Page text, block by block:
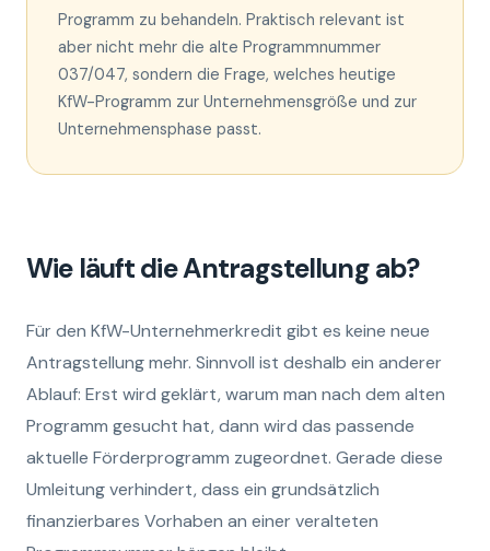
Programm zu behandeln. Praktisch relevant ist
aber nicht mehr die alte Programmnummer
037/047, sondern die Frage, welches heutige
KfW-Programm zur Unternehmensgröße und zur
Unternehmensphase passt.
Wie läuft die Antragstellung ab?
Für den KfW-Unternehmerkredit gibt es keine neue
Antragstellung mehr. Sinnvoll ist deshalb ein anderer
Ablauf: Erst wird geklärt, warum man nach dem alten
Programm gesucht hat, dann wird das passende
aktuelle Förderprogramm zugeordnet. Gerade diese
Umleitung verhindert, dass ein grundsätzlich
finanzierbares Vorhaben an einer veralteten